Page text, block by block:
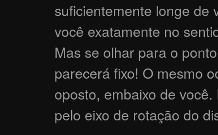
suficientemente longe de
você exatamente no
Mas se olhar para o
parecerá fixo! O mesmo
oposto, embaixo de
pelo eixo de rotação do